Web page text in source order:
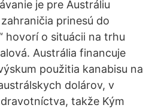
je pre Austráliu
prinesú do
hovorí o situácii na trhu
Austrália financuje
použitia kanabisu na
dolárov, v
takže Kým